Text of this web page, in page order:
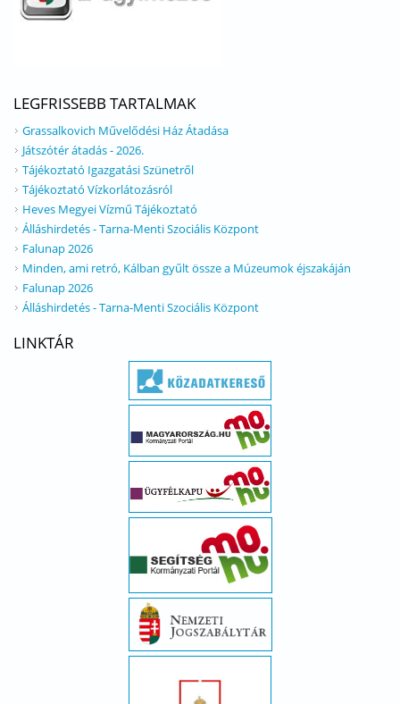
LEGFRISSEBB TARTALMAK
Grassalkovich Művelődési Ház Átadása
Játszótér átadás - 2026.
Tájékoztató Igazgatási Szünetről
Tájékoztató Vízkorlátozásról
Heves Megyei Vízmű Tájékoztató
Álláshirdetés - Tarna-Menti Szociális Központ
Falunap 2026
Minden, ami retró, Kálban gyűlt össze a Múzeumok éjszakáján
Falunap 2026
Álláshirdetés - Tarna-Menti Szociális Központ
LINKTÁR